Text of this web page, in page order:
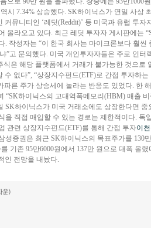
시 7.34% 상승했다. SK하이닉스가 연일 사상
뮤니티인 ‘레딧(Reddit)’ 등 미국과 유럽 투자
올라오고 있다. 최근 레딧 투자자 게시판에는
. 작성자는 “이 한국 회사는 마이크론보다 훨씬
”고 문의했다. 미국 개인투자자들은 주로 인터
은 해당 플랫폼에서 거래가 불가능한 것으로
없다”, “상장지수펀드(ETF)로 간접 투자하는
른 주가 상승세에 놀라는 반응도 있었다. 한
“SK하이닉스의 고대역폭메모리(HBM) 매출
SK하이닉스가 미국 거래소에도 상장한다면 중
직접 매입할 수 있는 경로는 제한적이다. 독
관련 상장지수펀드(ETF)를 통해 간접 투자이
증권은 최근 SK하이닉스의 목표주가를 130
기존 95만6000원에서 137만 원으로 대폭 올렸
인 전망을 내놨다.